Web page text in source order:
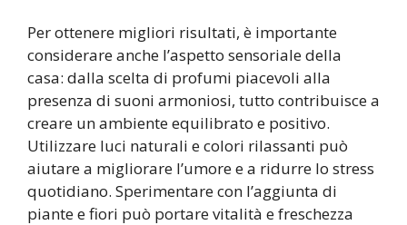
Per ottenere migliori risultati, è importante
considerare anche l’aspetto sensoriale della
casa: dalla scelta di profumi piacevoli alla
presenza di suoni armoniosi, tutto contribuisce a
creare un ambiente equilibrato e positivo.
Utilizzare luci naturali e colori rilassanti può
aiutare a migliorare l’umore e a ridurre lo stress
quotidiano. Sperimentare con l’aggiunta di
piante e fiori può portare vitalità e freschezza